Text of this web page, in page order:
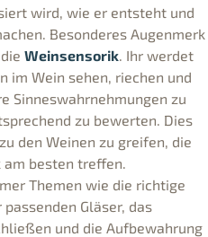
wird, wie er entsteht und
Besonderes Augenmerk
Weinsensorik. Ihr werdet
im Wein sehen, riechen und
Sinneswahrnehmungen zu
zu bewerten. Dies
den Weinen zu greifen, die
am besten treffen.
Themen wie die richtige
Gläser, das
und die Aufbewahrung